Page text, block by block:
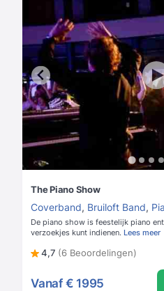
The Piano Show
Coverband, Bruiloft Band,
De piano show is feestelijk piano
verzoekjes kunt indienen. Lees meer
4,7 (6 Beoordelingen)
Vanaf € 1995